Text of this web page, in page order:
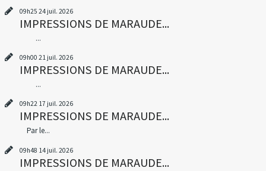
09h25 24 juil. 2026
IMPRESSIONS DE MARAUDE...
...
09h00 21 juil. 2026
IMPRESSIONS DE MARAUDE...
...
09h22 17 juil. 2026
IMPRESSIONS DE MARAUDE...
Par le...
09h48 14 juil. 2026
IMPRESSIONS DE MARAUDE...